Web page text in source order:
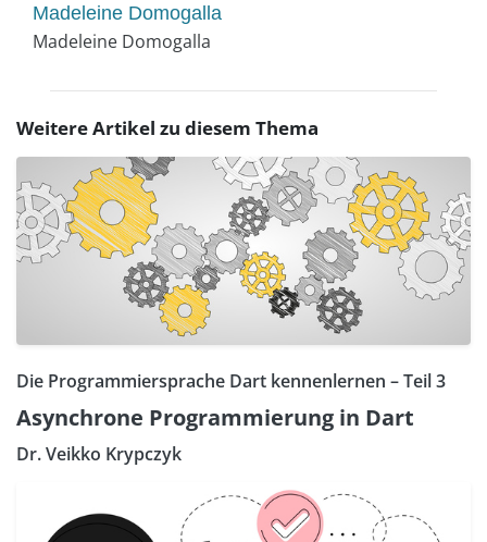
Madeleine Domogalla
Madeleine Domogalla
Weitere Artikel zu diesem Thema
Die Programmiersprache Dart kennenlernen – Teil 3
Asynchrone Programmierung in Dart
Dr. Veikko Krypczyk